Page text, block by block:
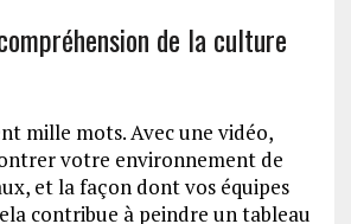
de la culture
mille mots. Avec une vidéo,
votre environnement de
et la façon dont vos équipes
contribue à peindre un tableau